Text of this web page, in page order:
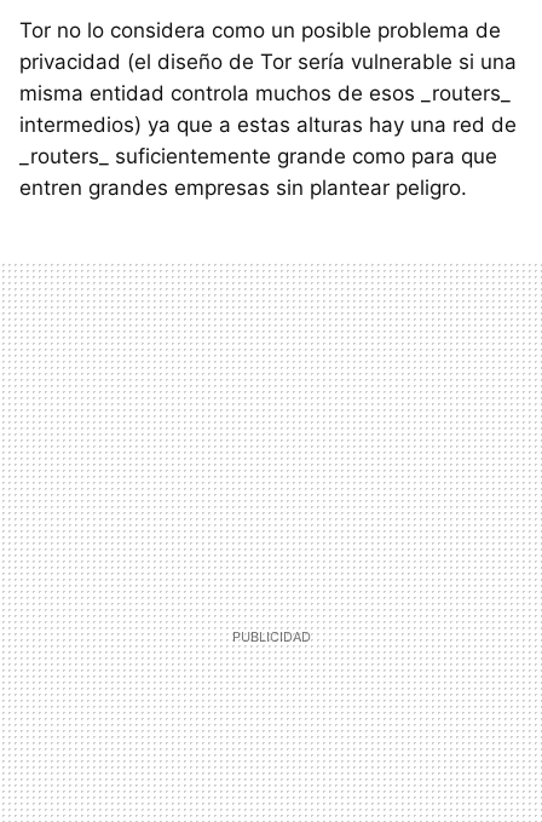
Tor no lo considera como un posible problema de
privacidad (el diseño de Tor sería vulnerable si una
misma entidad controla muchos de esos _routers_
intermedios) ya que a estas alturas hay una red de
_routers_ suficientemente grande como para que
entren grandes empresas sin plantear peligro.